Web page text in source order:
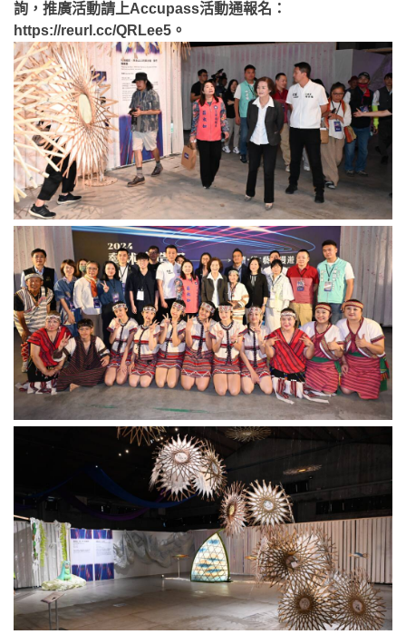
詢，推廣活動請上Accupass活動通報名：
https://reurl.cc/QRLee5。